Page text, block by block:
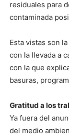
residuales para
contaminada
Esta vistas son
con la llevada a
con la que
basuras,
Gratitud a los
Ya fuera del
del medio